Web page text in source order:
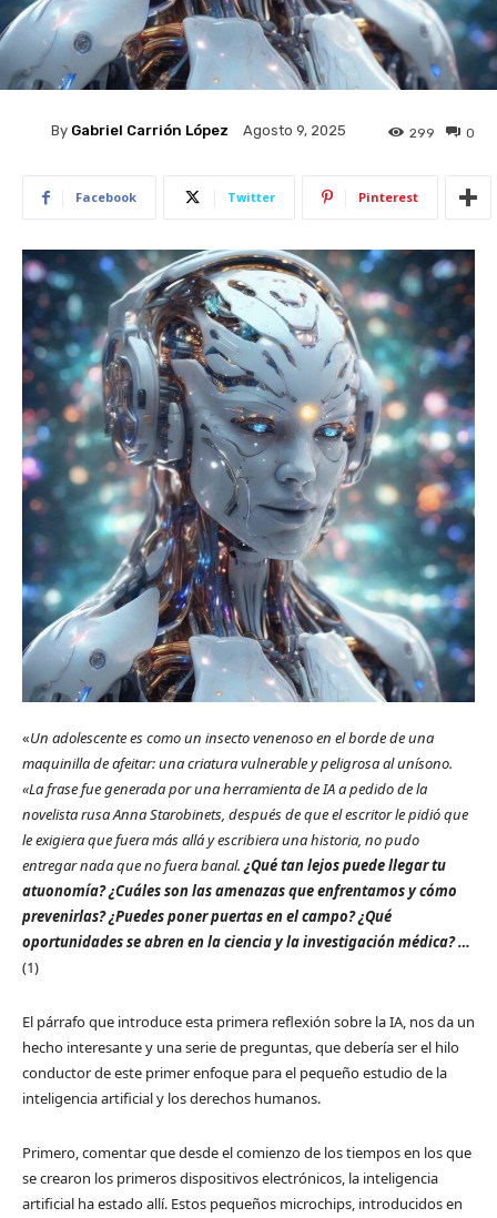
By Gabriel Carrión López Agosto 9, 2025 0
299
Facebook Twitter Pinterest
«Un adolescente es como un insecto venenoso en el borde de una
maquinilla de afeitar: una criatura vulnerable y peligrosa al unísono.
«La frase fue generada por una herramienta de IA a pedido de la
novelista rusa Anna Starobinets, después de que el escritor le pidió que
le exigiera que fuera más allá y escribiera una historia, no pudo
entregar nada que no fuera banal. ¿Qué tan lejos puede llegar tu
atuonomía? ¿Cuáles son las amenazas que enfrentamos y cómo
prevenirlas? ¿Puedes poner puertas en el campo? ¿Qué
oportunidades se abren en la ciencia y la investigación médica? …
(1)
El párrafo que introduce esta primera reflexión sobre la IA, nos da un
hecho interesante y una serie de preguntas, que debería ser el hilo
conductor de este primer enfoque para el pequeño estudio de la
inteligencia artificial y los derechos humanos.
Primero, comentar que desde el comienzo de los tiempos en los que
se crearon los primeros dispositivos electrónicos, la inteligencia
artificial ha estado allí. Estos pequeños microchips, introducidos en